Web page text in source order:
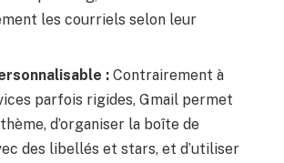
les courriels selon leur
: Contrairement à
parfois rigides, Gmail permet
d’organiser la boîte de
des libellés et stars, et d’utiliser